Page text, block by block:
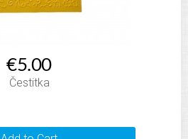
€5.00
Čestitka